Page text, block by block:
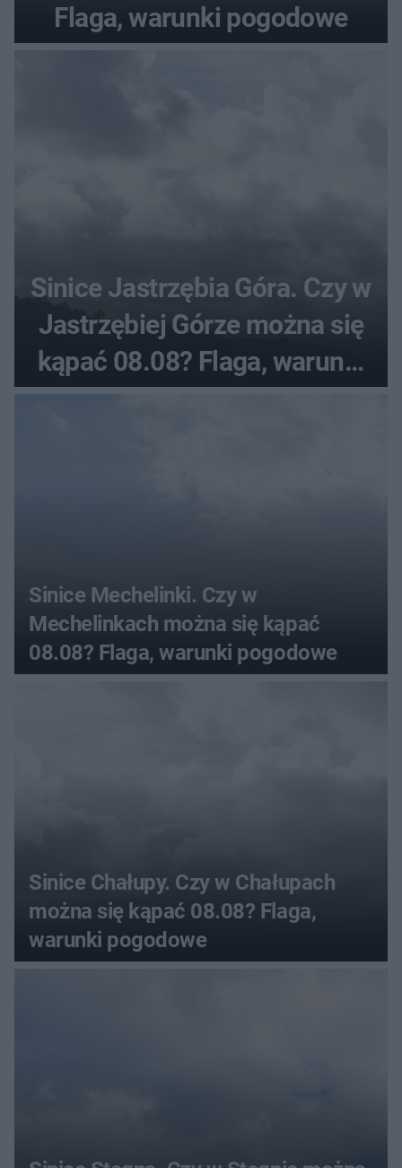
Flaga, warunki pogodowe
Sinice Jastrzębia Góra. Czy w
Jastrzębiej Górze można się
kąpać 08.08? Flaga, warunki
pogodowe
Sinice Mechelinki. Czy w
Mechelinkach można się kąpać
08.08? Flaga, warunki pogodowe
Sinice Chałupy. Czy w Chałupach
można się kąpać 08.08? Flaga,
warunki pogodowe